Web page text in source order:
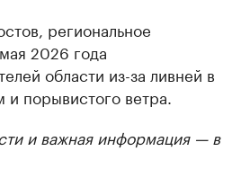
региональное
2026 года
области из-за ливней в
порывистого ветра.
и важная информация — в